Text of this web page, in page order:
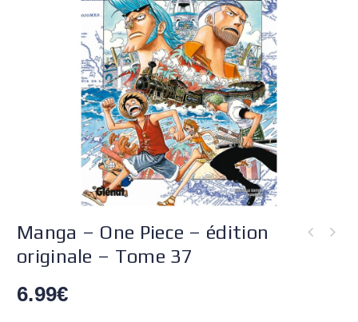
Manga – One Piece – édition
originale – Tome 37
6.99€